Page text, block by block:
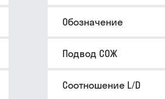
Обозначение
Подвод СОЖ
Соотношение L/D